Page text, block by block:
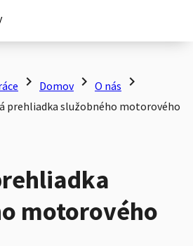
chevron_right Domov chevron_right O nás chevron_right
prehliadka služobného motorového
motorového